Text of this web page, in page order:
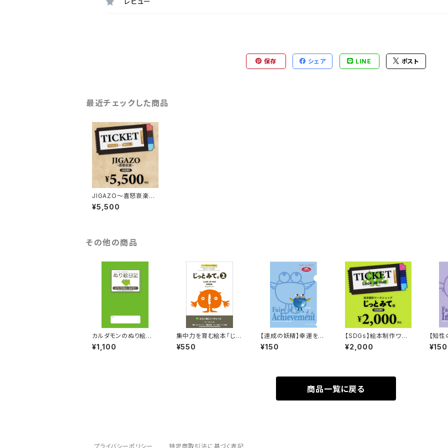
保存 シェア LINE ポスト
最近チェックした商品
JIGAZO〜喜怒哀楽〜
（受講券）
¥5,500
その他の商品
カルダモンのぬり絵日
記
¥1,100
集中力を育む絵本「じっ
とみて。②」
¥550
【達成の妖精】幸運を招
くお守り妖精クリアファ
イル（A5）
¥150
【SDGs】絵本制作ワー
クショップ（受講券）
¥2,000
【知
くお
イル（
¥150
商品一覧に戻る
プライバシーポリシー 特定商取引法に基づく表記